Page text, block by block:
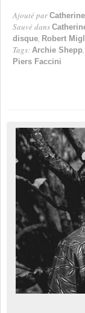
Ajouté par
Sauvé dans
disque, Robert
Tags: Archie Shepp,
Piers Faccini